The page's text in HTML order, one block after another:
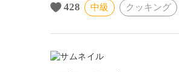
428 中級 クッキング